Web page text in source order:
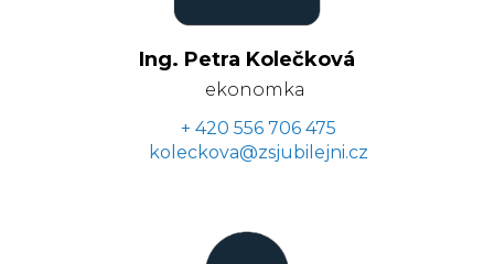
Ing. Petra Kolečková
ekonomka
+ 420 556 706 475
koleckova@zsjubilejni.cz